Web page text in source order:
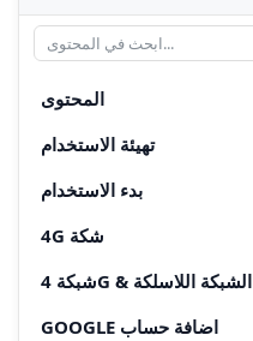
المحتوى
تهيئة الاستخدام
بدء الاستخدام
4G شكة
شبكة 4G & الشبكة اللاسلكة
GOOGLE اضافة حساب